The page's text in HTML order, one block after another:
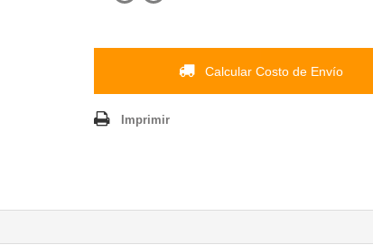
Calcular Costo de Envío
Imprimir